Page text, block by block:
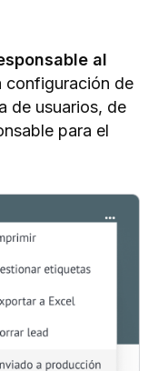
al
configuración de
de usuarios, de
para el